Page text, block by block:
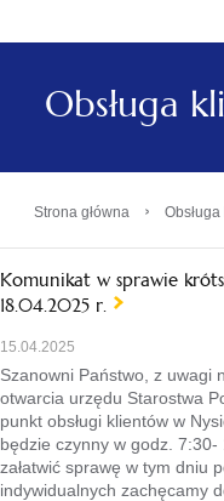
Obsługa
Strona główna ›
Komunikat w sprawie
18.04.2025 r.
15.04.2025
Szanowni Państwo, z uwagi
otwarcia urzędu Starostwa
punkt obsługi klientów w
będzie czynny w godz.
załatwić sprawę w tym dniu
indywidualnych zachęcamy